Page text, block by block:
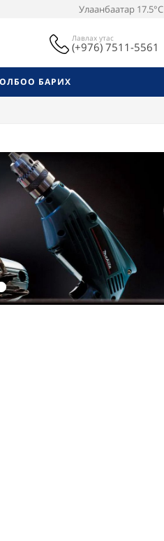
Улаанбаатар 17.5°C
Лавлах утас
(+976) 7511-5561
БАРИХ